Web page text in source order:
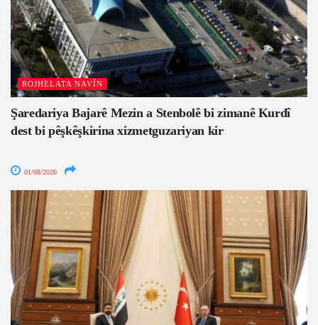
ROJHELATA NAVÎN
Şaredariya Bajarê Mezin a Stenbolê bi zimanê Kurdî
dest bi pêşkêşkirina xizmetguzariyan kir
01/08/2026